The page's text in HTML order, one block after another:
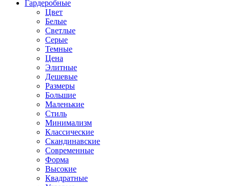
Гардеробные
Цвет
Белые
Светлые
Серые
Темные
Цена
Элитные
Дешевые
Размеры
Большие
Маленькие
Стиль
Минимализм
Классические
Скандинавские
Современные
Форма
Высокие
Квадратные